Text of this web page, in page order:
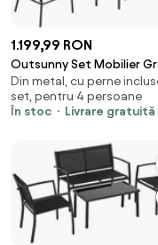
1.199,99 RON
Outsunny Set Mobilier
Ratan 4 Piese, Canapea
Exterior cu Măsuță
Negru | Aosom Romania
Din metal, cu perne
set, pentru 4 persoane
În stoc
Livrare gratuită